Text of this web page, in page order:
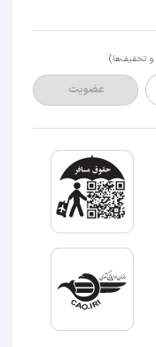
و تخفیف‌ها)
عضویت